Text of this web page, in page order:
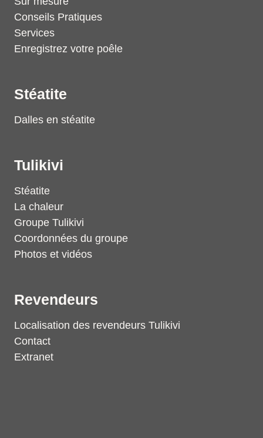
Conseils Pratiques
Services
Enregistrez votre poêle
Stéatite
Dalles en stéatite
Tulikivi
Stéatite
La chaleur
Groupe Tulikivi
Coordonnées du groupe
Photos et vidéos
Revendeurs
Localisation des revendeurs Tulikivi
Contact
Extranet